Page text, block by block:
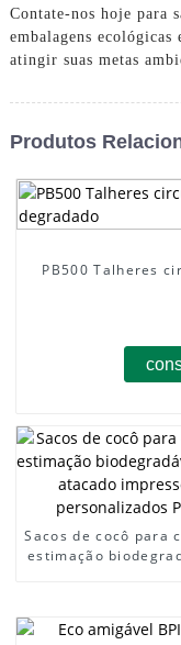
Contate-nos hoje para
embalagens ecológicas
atingir suas metas
Produtos
PB500 Talheres
Sacos de cocô para
estimação